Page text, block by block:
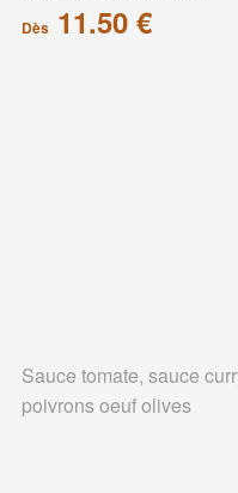
Dès11.50 €
Sauce tomate, sauce
poivrons oeuf olives